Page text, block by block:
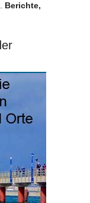
Berichte,